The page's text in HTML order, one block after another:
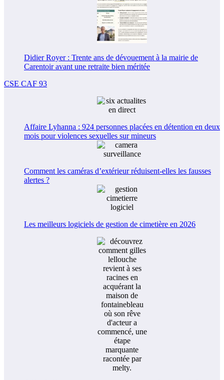
Didier Royer : Trente ans de dévouement à la mairie de
Carentoir avant une retraite bien méritée
CSE CAF 93
Affaire Lyhanna : 924 personnes placées en détention en deux
mois pour violences sexuelles sur mineurs
Comment les caméras d’extérieur réduisent-elles les fausses
alertes ?
Les meilleurs logiciels de gestion de cimetière en 2026